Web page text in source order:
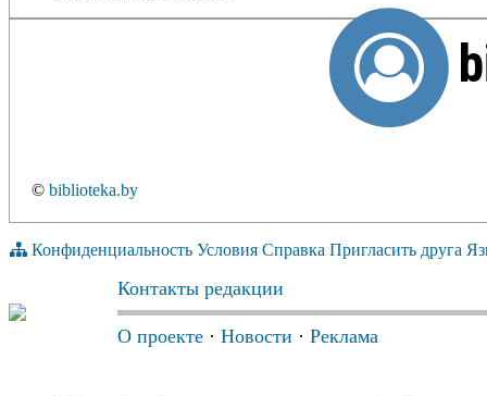
© biblioteka.by
Конфиденциальность Условия Справка Пригласить друга
Контакты редакции
О проекте · Новости · Реклама